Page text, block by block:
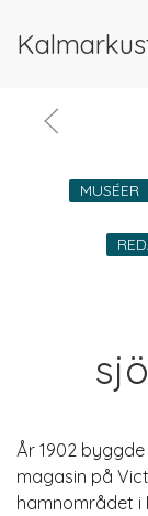
MUSÉER
År 1902
magasin på
hamnområdet i